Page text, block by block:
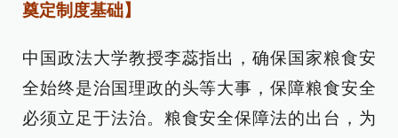
奠定制度基础】
中国政法大学教授李蕊指出，确保国家粮食安
全始终是治国理政的头等大事，保障粮食安全
必须立足于法治。粮食安全保障法的出台，为